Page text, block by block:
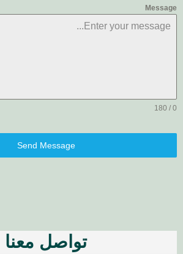
Send Message
تواصل معنا